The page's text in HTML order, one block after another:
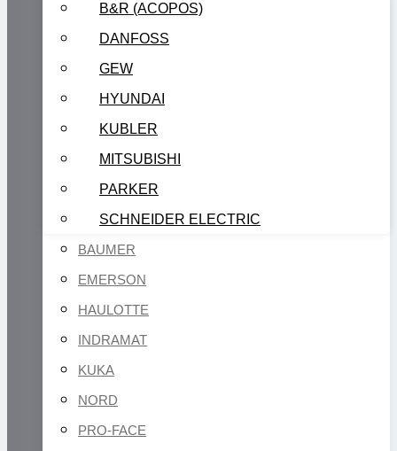
B&R (ACOPOS)
DANFOSS
GEW
HYUNDAI
KUBLER
MITSUBISHI
PARKER
SCHNEIDER ELECTRIC
BAUMER
EMERSON
HAULOTTE
INDRAMAT
KUKA
NORD
PRO-FACE